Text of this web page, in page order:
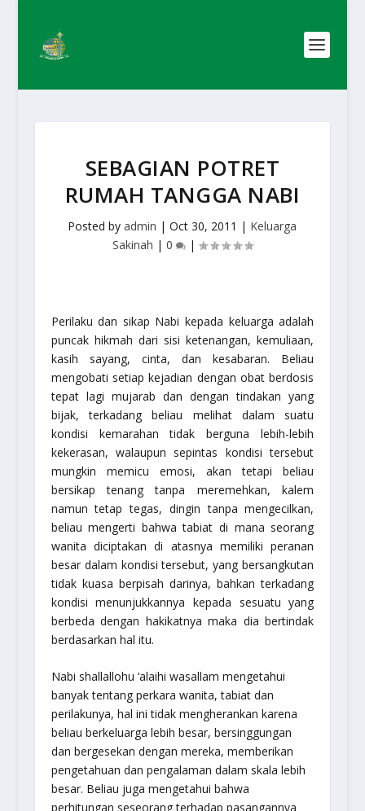
SEBAGIAN POTRET
RUMAH TANGGA NABI
Posted byadmin |Oct 30, 2011 | Keluarga
Sakinah | 0 |
Perilaku dan sikap Nabi kepada keluarga adalah
puncak hikmah dari sisi ketenangan, kemuliaan,
kasih sayang, cinta, dan kesabaran. Beliau
mengobati setiap kejadian dengan obat berdosis
tepat lagi mujarab dan dengan tindakan yang
bijak, terkadang beliau melihat dalam suatu
kondisi kemarahan tidak berguna lebih-lebih
kekerasan, walaupun sepintas kondisi tersebut
mungkin memicu emosi, akan tetapi beliau
bersikap tenang tanpa meremehkan, kalem
namun tetap tegas, dingin tanpa mengecilkan,
beliau mengerti bahwa tabiat di mana seorang
wanita diciptakan di atasnya memiliki peranan
besar dalam kondisi tersebut, yang bersangkutan
tidak kuasa berpisah darinya, bahkan terkadang
kondisi menunjukkannya kepada sesuatu yang
berbeda dengan hakikatnya maka dia bertindak
berdasarkan hal itu.
Nabi shallallohu ‘alaihi wasallam mengetahui
banyak tentang perkara wanita, tabiat dan
perilakunya, hal ini tidak mengherankan karena
beliau berkeluarga lebih besar, bersinggungan
dan bergesekan dengan mereka, memberikan
pengetahuan dan pengalaman dalam skala lebih
besar. Beliau juga mengetahui bahwa
perhitungan seseorang terhadap pasangannya